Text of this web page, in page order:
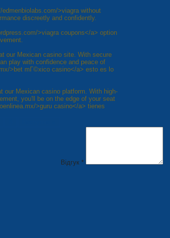
>viagra without
discreetly and confidently.
>viagra coupons</a> option
our Mexican casino site. With secure
play with confidence and peace of
>bet mГ©xico casino</a> esto es lo
our Mexican casino platform. With high-
you'll be on the edge of your seat
>guru casino</a> tienes
Відгук *